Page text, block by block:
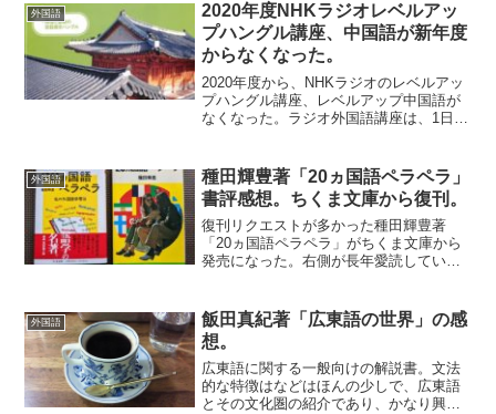
本だ。一応基礎文法を網羅しているの
で、初級学習者...
外国語
2020年度NHKラジオレベルアッ
プハングル講座、中国語が新年度
からなくなった。
2020年度から、NHKラジオのレベルアッ
プハングル講座、レベルアップ中国語が
なくなった。ラジオ外国語講座は、1日20
金の応用編に分かれている。ハングルと
中国語も以前は...
外国語
種田輝豊著「20ヵ国語ペラペラ」
書評感想。ちくま文庫から復刊。
復刊リクエストが多かった種田輝豊著
「20ヵ国語ペラペラ」がちくま文庫から
発売になった。右側が長年愛読している
国語学習法について書かれている。語学
への情熱を示すような数々...
外国語
飯田真紀著「広東語の世界」の感
想。
広東語に関する一般向けの解説書。文法
的な特徴はなどはほんの少しで、広東語
とその文化圏の紹介であり、かなり興味